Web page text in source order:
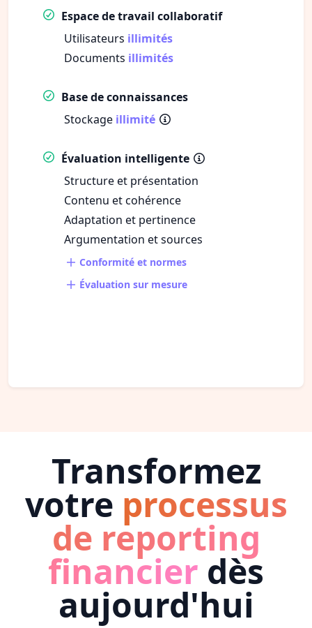
Espace de travail collaboratif
Utilisateurs illimités
Documents illimités
Base de connaissances
Stockage illimité
Évaluation intelligente
Structure et présentation
Contenu et cohérence
Adaptation et pertinence
Argumentation et sources
Conformité et normes
Évaluation sur mesure
Transformez
votre processus
de reporting
financier dès
aujourd'hui